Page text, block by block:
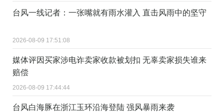
台风一线记者：一张嘴就有雨水灌入 直击风雨中的坚守
2026-08-09 17:51:08
媒体评因买家涉电诈卖家收款被划扣 无辜卖家损失谁来
赔偿
2026-08-09 17:44:44
台风白海豚在浙江玉环沿海登陆 强风暴雨来袭